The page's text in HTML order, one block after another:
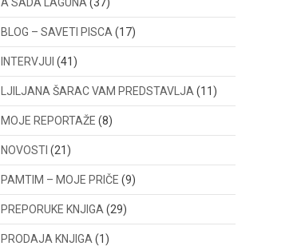
BLOG – SAVETI PISCA (17)
INTERVJUI (41)
LJILJANA ŠARAC VAM PREDSTAVLJA (11)
MOJE REPORTAŽE (8)
NOVOSTI (21)
PAMTIM – MOJE PRIČE (9)
PREPORUKE KNJIGA (29)
PRODAJA KNJIGA (1)